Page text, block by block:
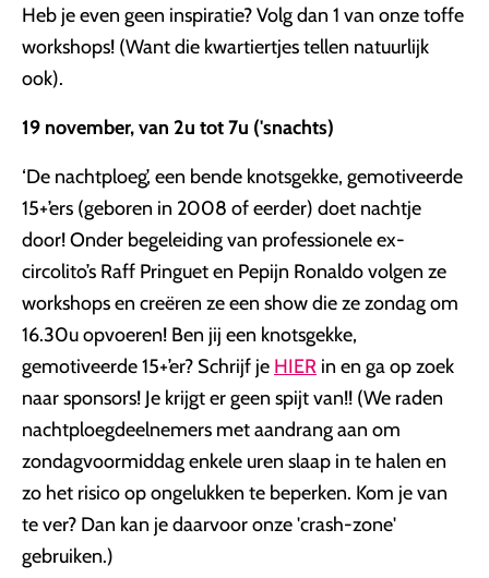
Heb je even geen inspiratie? Volg dan 1 van onze toffe
workshops! (Want die kwartiertjes tellen natuurlijk
ook).
19 november, van 2u tot 7u ('snachts)
‘De nachtploeg’, een bende knotsgekke, gemotiveerde
15+’ers (geboren in 2008 of eerder) doet nachtje
door! Onder begeleiding van professionele ex-
circolito’s Raff Pringuet en Pepijn Ronaldo volgen ze
workshops en creëren ze een show die ze zondag om
16.30u opvoeren! Ben jij een knotsgekke,
gemotiveerde 15+’er? Schrijf je HIER in en ga op zoek
naar sponsors! Je krijgt er geen spijt van!! (We raden
nachtploegdeelnemers met aandrang aan om
zondagvoormiddag enkele uren slaap in te halen en
zo het risico op ongelukken te beperken. Kom je van
te ver? Dan kan je daarvoor onze 'crash-zone'
gebruiken.)